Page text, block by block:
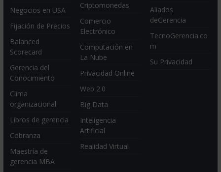
Negocios en USA
Fijación de Precios
Balanced
Scorecard
Gerencia del
Conocimiento
Clima
organizacional
Libros de gerencia
Cobranza
Maestría de
gerencia MBA
Criptomonedas
Comercio
Electrónico
Computación en
La Nube
Privacidad Online
Web 2.0
Big Data
Inteligencia
Artificial
Realidad Virtual
Aliados
deGerencia
TecnoGerencia.co
m
Su Privacidad